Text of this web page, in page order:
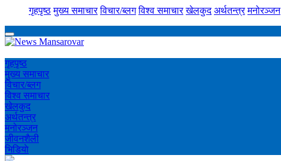
गृहपृष्ठ मुख्य समाचार विचार/ब्लग विश्व समाचार खेलकुद अर्थतन्त्र मनोरञ्‍जन
गृहपृष्ठ
मुख्य समाचार
विचार/ब्लग
विश्व समाचार
खेलकुद
अर्थतन्त्र
मनोरञ्‍जन
जीवनशैली
भिडियाे